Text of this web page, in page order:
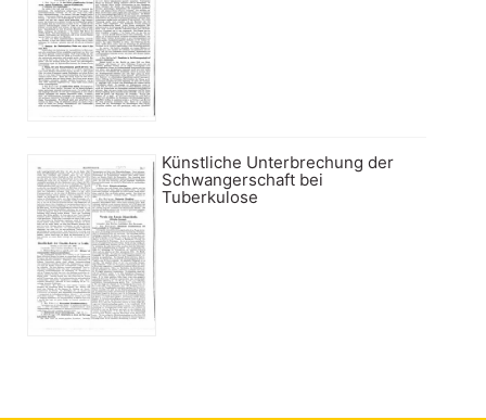
Künstliche Unterbrechung der
Schwangerschaft bei
Tuberkulose